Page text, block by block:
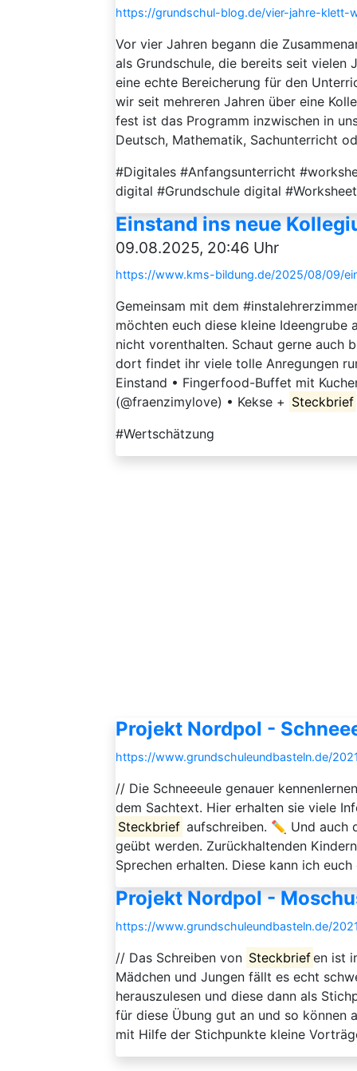
https://grundschul-blog.de/vier-jahre-klett-
Vor vier Jahren begann die
als Grundschule, die bereits seit vielen
eine echte Bereicherung für den
wir seit mehreren Jahren über eine
fest ist das Programm inzwischen in
Deutsch, Mathematik, Sachunterricht
#Digitales #Anfangsunterricht
digital #Grundschule digital
Einstand ins neue
09.08.2025, 20:46 Uhr
https://www.kms-bildung.de/2025/08/09/
Gemeinsam mit dem
möchten euch diese kleine Ideengrube
nicht vorenthalten. Schaut gerne auch
dort findet ihr viele tolle Anregungen
Einstand • Fingerfood-Buffet mit
(@fraenzimylove) • Kekse + Steckbrief
#Wertschätzung
Projekt Nordpol -
https://www.grundschuleundbasteln.de/
// Die Schneeeule genauer
dem Sachtext. Hier erhalten sie viele
Steckbrief aufschreiben. ✏️ Und auch
geübt werden. Zurückhaltenden
Sprechen erhalten. Diese kann ich
Projekt Nordpol -
https://www.grundschuleundbasteln.de/
// Das Schreiben von Steckbriefen ist
Mädchen und Jungen fällt es echt
herauszulesen und diese dann als
für diese Übung gut an und so können
mit Hilfe der Stichpunkte kleine